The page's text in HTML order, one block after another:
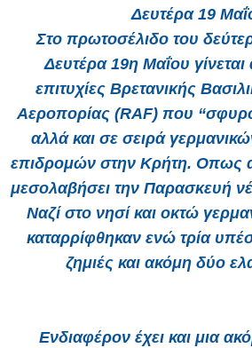
Δευτέρα 19
Στο πρωτοσέλιδο του
Δευτέρα 19η Μαΐου
επιτυχίες Βρετανικής
Αεροπορίας (RAF) που
αλλά και σε σειρά
επιδρομών στην Κρήτη. Οπως
μεσολαβήσει την Παρασκευή
Ναζί στο νησί και οκτώ
καταρρίφθηκαν ενώ τρία
ζημιές και ακόμη δύο
Ενδιαφέρον έχει και μια